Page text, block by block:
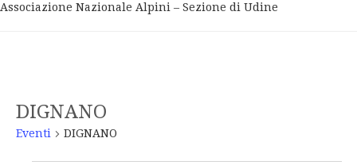
Associazione Nazionale Alpini – Sezione di Udine
DIGNANO
Eventi DIGNANO